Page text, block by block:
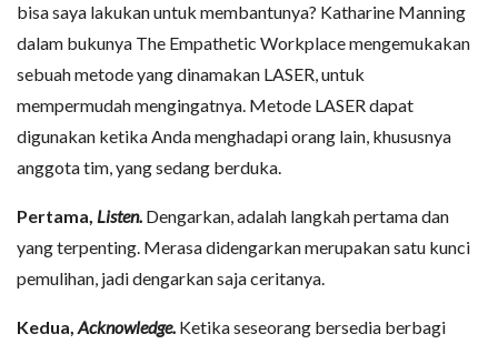
bisa saya lakukan untuk membantunya? Katharine Manning
dalam bukunya The Empathetic Workplace mengemukakan
sebuah metode yang dinamakan LASER, untuk
mempermudah mengingatnya. Metode LASER dapat
digunakan ketika Anda menghadapi orang lain, khususnya
anggota tim, yang sedang berduka.
Pertama, Listen. Dengarkan, adalah langkah pertama dan
yang terpenting. Merasa didengarkan merupakan satu kunci
pemulihan, jadi dengarkan saja ceritanya.
Kedua, Acknowledge. Ketika seseorang bersedia berbagi